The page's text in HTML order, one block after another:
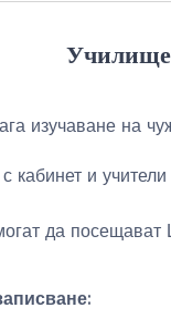
изучаване на
кабинет и
да посещават